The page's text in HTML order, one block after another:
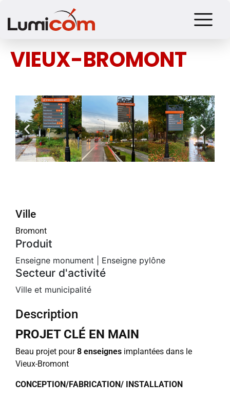
VIEUX-BROMONT
Ville
Bromont
Produit
Enseigne monument Enseigne pylône
Secteur d'activité
Ville et municipalité
Description
PROJET CLÉ EN MAIN
Beau projet pour8 enseignes implantées dans le
Vieux-Bromont
CONCEPTION/FABRICATION/ INSTALLATION